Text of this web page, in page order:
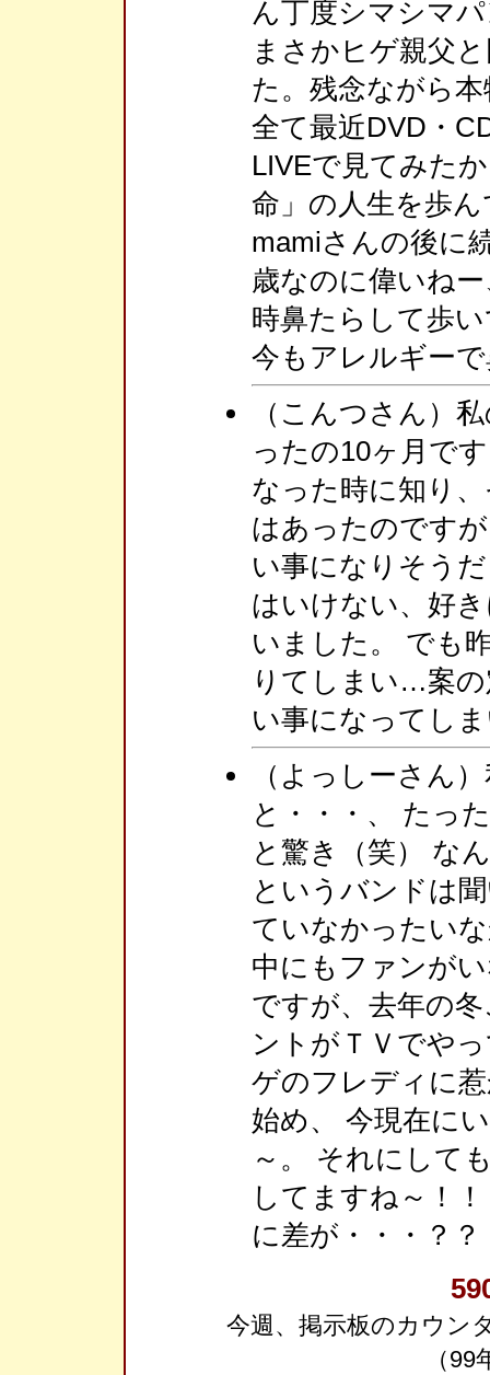
ん丁度シマシマ
まさかヒゲ親父
た。残念ながら
全て最近DVD・
LIVEで見てみた
命」の人生を歩
mamiさんの後
歳なのに偉いね
時鼻たらして歩
今もアレルギー
（こんつさん）
ったの10ヶ月で
なった時に知り
はあったのです
い事になりそう
はいけない、好
いました。 でも
りてしまい…案
い事になってし
（よっしーさん
と・・・、 たっ
と驚き（笑） な
というバンドは
ていなかったい
中にもファンが
ですが、去年の
ントがＴＶでや
ゲのフレディに
始め、 今現在に
～。 それにして
してますね～！
に差が・・・？
今週、掲示板のカウン
（